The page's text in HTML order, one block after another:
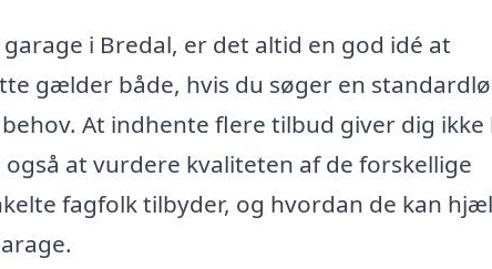
i Bredal, er det altid en god idé at
gælder både, hvis du søger en
At indhente flere tilbud giver dig ikke
at vurdere kvaliteten af de forskellige
fagfolk tilbyder, og hvordan de kan